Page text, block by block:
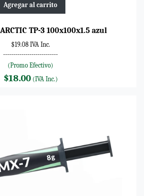
Agregar al carrito
TP-3 100x100x1.5 azul
$19.08 IVA Inc.
---------------------------
(Promo Efectivo)
$18.00(IVA Inc.)